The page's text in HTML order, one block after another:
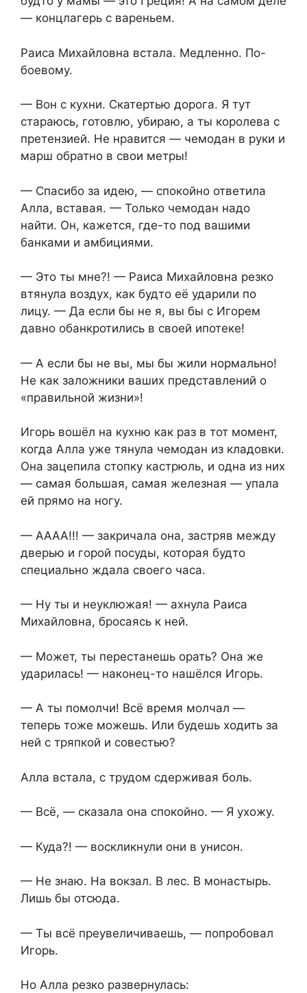
— концлагерь с вареньем.
Раиса Михайловна встала. Медленно. По-
боевому.
— Вон с кухни. Скатертью дорога. Я тут
стараюсь, готовлю, убираю, а ты королева с
претензией. Не нравится — чемодан в руки и
марш обратно в свои метры!
— Спасибо за идею, — спокойно ответила
Алла, вставая. — Только чемодан надо
найти. Он, кажется, где-то под вашими
банками и амбициями.
— Это ты мне?! — Раиса Михайловна резко
втянула воздух, как будто её ударили по
лицу. — Да если бы не я, вы бы с Игорем
давно обанкротились в своей ипотеке!
— А если бы не вы, мы бы жили нормально!
Не как заложники ваших представлений о
«правильной жизни»!
Игорь вошёл на кухню как раз в тот момент,
когда Алла уже тянула чемодан из кладовки.
Она зацепила стопку кастрюль, и одна из них
— самая большая, самая железная — упала
ей прямо на ногу.
— АААА!!! — закричала она, застряв между
дверью и горой посуды, которая будто
специально ждала своего часа.
— Ну ты и неуклюжая! — ахнула Раиса
Михайловна, бросаясь к ней.
— Может, ты перестанешь орать? Она же
ударилась! — наконец-то нашёлся Игорь.
— А ты помолчи! Всё время молчал —
теперь тоже можешь. Или будешь ходить за
ней с тряпкой и совестью?
Алла встала, с трудом сдерживая боль.
— Всё, — сказала она спокойно. — Я ухожу.
— Куда?! — воскликнули они в унисон.
— Не знаю. На вокзал. В лес. В монастырь.
Лишь бы отсюда.
— Ты всё преувеличиваешь, — попробовал
Игорь.
Но Алла резко развернулась: